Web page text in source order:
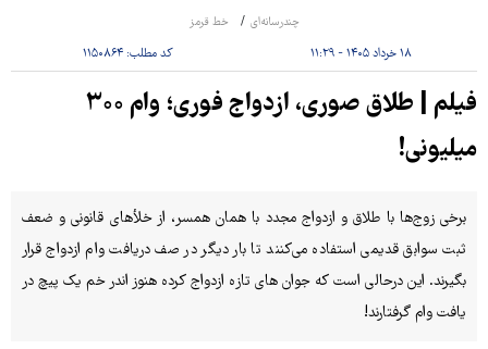
چندرسانه‌ای خط قرمز
۱۸ خرداد ۱۴۰۵ - ۱۱:۲۹ کد مطلب:۱۱۵۰۸۶۴
فیلم | طلاق صوری، ازدواج فوری؛ وام ۳۰۰
میلیونی!
برخی زوج‌ها با طلاق و ازدواج مجدد با همان همسر، از خلأهای قانونی و ضعف
ثبت سوابق قدیمی استفاده می‌کنند تا بار دیگر در صف دریافت وام ازدواج قرار
بگیرند. این درحالی است که جوان های تازه ازدواج کرده هنوز اندر خم یک پیچ در
یافت وام گرفتارند!